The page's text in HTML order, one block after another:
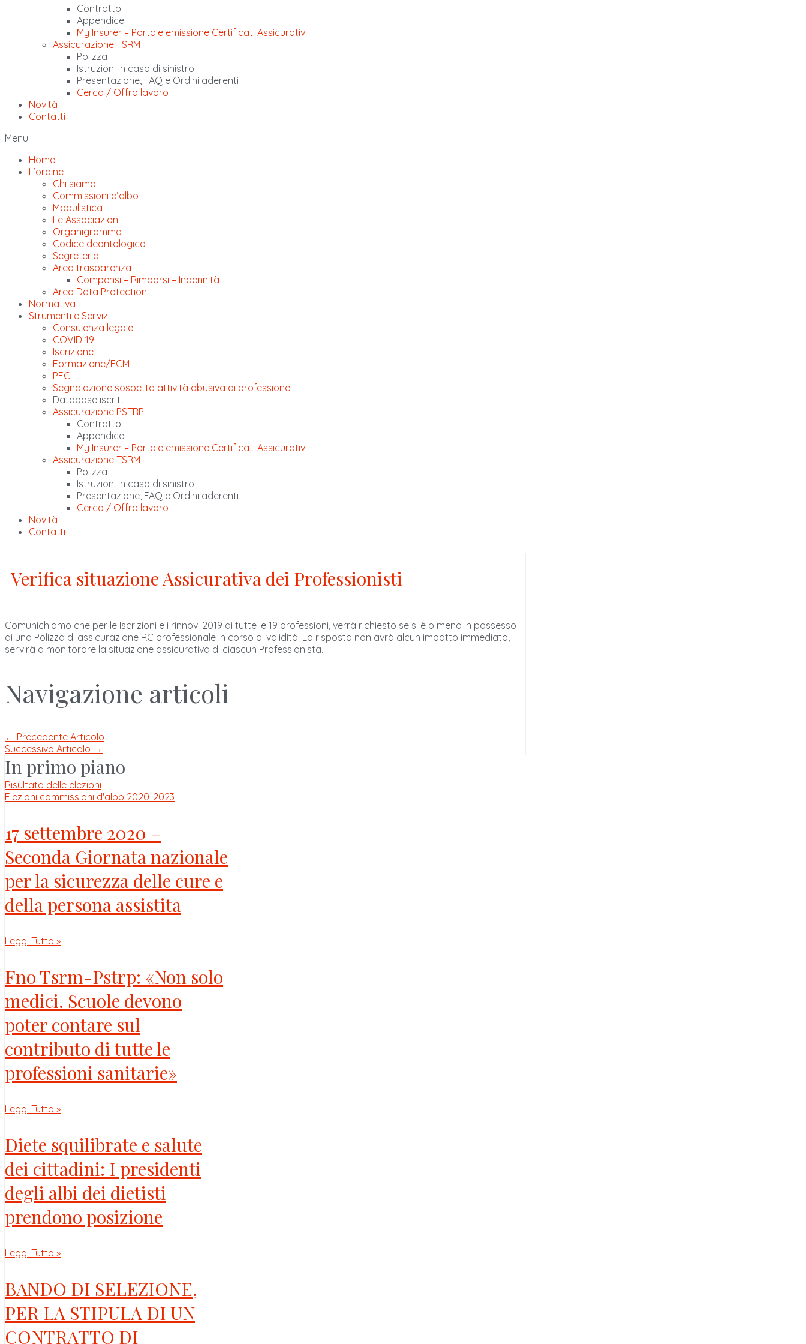
Contratto
Appendice
My Insurer – Portale emissione Certificati Assicurativi
Assicurazione TSRM
Polizza
Istruzioni in caso di sinistro
Presentazione, FAQ e Ordini aderenti
Cerco / Offro lavoro
Novità
Contatti
Menu
Home
L’ordine
Chi siamo
Commissioni d’albo
Modulistica
Le Associazioni
Organigramma
Codice deontologico
Segreteria
Area trasparenza
Compensi – Rimborsi – Indennità
Area Data Protection
Normativa
Strumenti e Servizi
Consulenza legale
COVID-19
Iscrizione
Formazione/ECM
PEC
Segnalazione sospetta attività abusiva di professione
Database iscritti
Assicurazione PSTRP
Contratto
Appendice
My Insurer – Portale emissione Certificati Assicurativi
Assicurazione TSRM
Polizza
Istruzioni in caso di sinistro
Presentazione, FAQ e Ordini aderenti
Cerco / Offro lavoro
Novità
Contatti
Verifica situazione Assicurativa dei Professionisti
Comunichiamo che per le Iscrizioni e i rinnovi 2019 di tutte le 19 professioni, verrà richiesto se si è o meno in possesso
di una Polizza di assicurazione RC professionale in corso di validità. La risposta non avrà alcun impatto immediato,
servirà a monitorare la situazione assicurativa di ciascun Professionista.
Navigazione articoli
← Precedente Articolo
Successivo Articolo →
In primo piano
Risultato delle elezioni
Elezioni commissioni d'albo 2020-2023
17 settembre 2020 –
Seconda Giornata nazionale
per la sicurezza delle cure e
della persona assistita
Leggi Tutto »
Fno Tsrm-Pstrp: «Non solo
medici. Scuole devono
poter contare sul
contributo di tutte le
professioni sanitarie»
Leggi Tutto »
Diete squilibrate e salute
dei cittadini: I presidenti
degli albi dei dietisti
prendono posizione
Leggi Tutto »
BANDO DI SELEZIONE,
PER LA STIPULA DI UN
CONTRATTO DI